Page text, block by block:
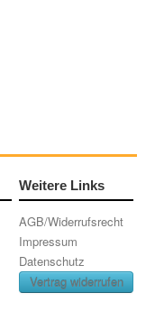
Weitere Links
AGB/Widerrufsrecht
Impressum
Datenschutz
Vertrag widerrufen